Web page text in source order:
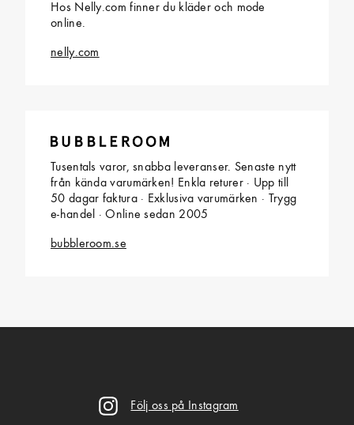
Hos Nelly.com finner du kläder och mode
online.
nelly.com
Tusentals varor, snabba leveranser. Senaste nytt
från kända varumärken! Enkla returer · Upp till
50 dagar faktura · Exklusiva varumärken · Trygg
e-handel · Online sedan 2005
bubbleroom.se
Följ oss på Instagram